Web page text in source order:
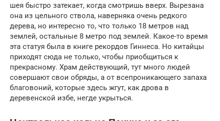
шея быстро затекает, когда смотришь вверх. Вырезана
она из цельного ствола, наверняка очень редкого
дерева, но интересно то, что только 18 метров над
землей, остальные 8 метро под землей. Какое-то время
эта статуя была в книге рекордов Гиннеса. Но китайцы
приходят сюда не только, чтобы приобщиться к
прекрасному. Храм действующий, тут много людей
совершают свои обряды, а от всепроникающего запаха
благовоний, которые здесь жгут, как дрова в
деревенской избе, негде укрыться.